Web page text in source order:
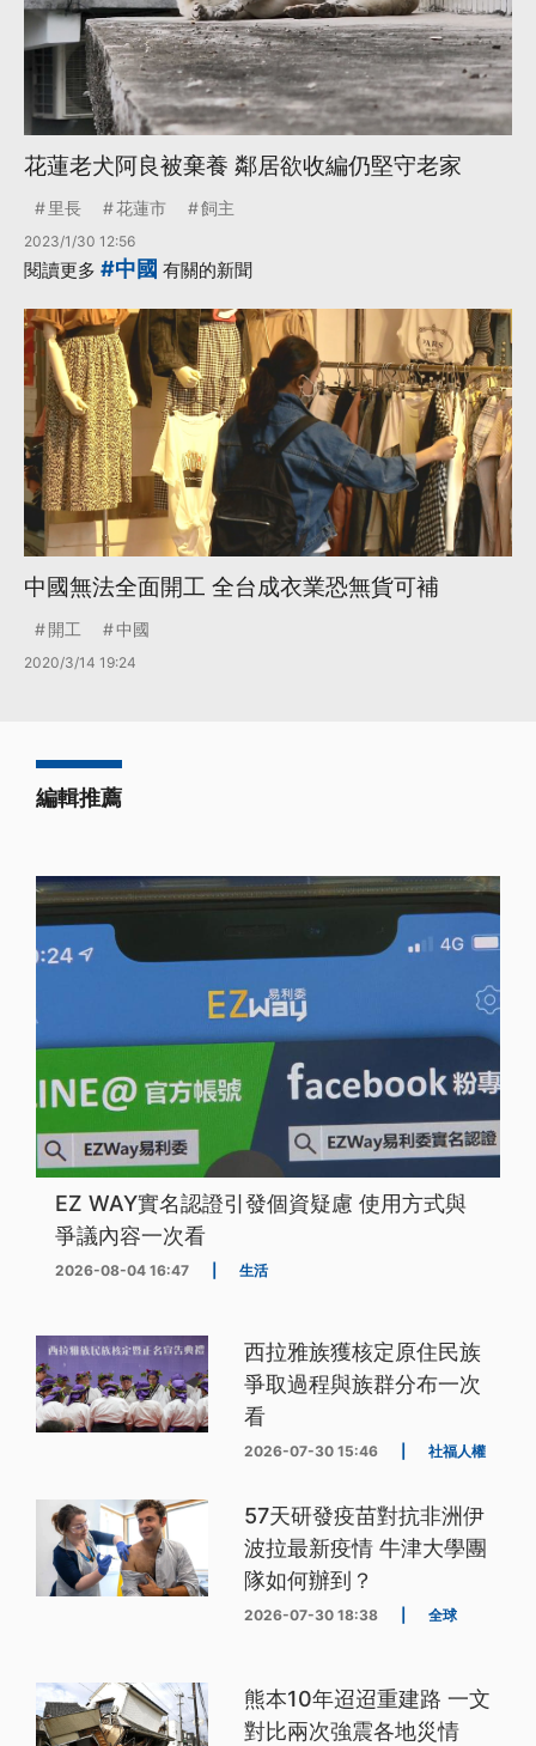
花蓮老犬阿良被棄養 鄰居欲收編仍堅守老家
里長 花蓮市 飼主
2023/1/30 12:56
閱讀更多 #中國 有關的新聞
中國無法全面開工 全台成衣業恐無貨可補
開工 中國
2020/3/14 19:24
編輯推薦
EZ WAY實名認證引發個資疑慮 使用方式與
爭議內容一次看
2026-08-04 16:47 生活
西拉雅族獲核定原住民族
爭取過程與族群分布一次
看
2026-07-30 15:46 社福人權
57天研發疫苗對抗非洲伊
波拉最新疫情 牛津大學團
隊如何辦到？
2026-07-30 18:38 全球
熊本10年迢迢重建路 一文
對比兩次強震各地災情